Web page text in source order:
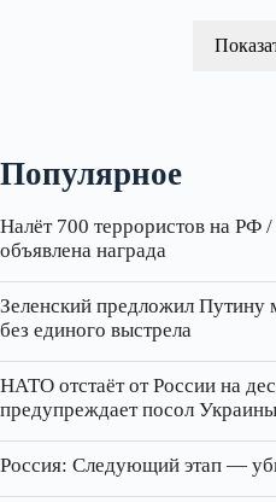
Популярное
Налёт 700 террористов на РФ
объявлена награда
Зеленский предложил
без единого выстрела
НАТО отстаёт от России на
предупреждает посол
Россия: Следующий этап —